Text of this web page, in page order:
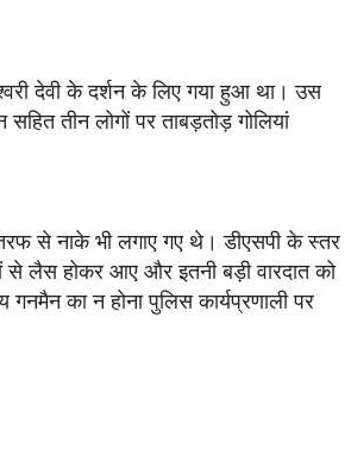
देवी के दर्शन के लिए गया हुआ था। उस
तीन लोगों पर ताबड़तोड़ गोलियां
से नाके भी लगाए गए थे। डीएसपी के स्तर
से लैस होकर आए और इतनी बड़ी वारदात को
का न होना पुलिस कार्यप्रणाली पर